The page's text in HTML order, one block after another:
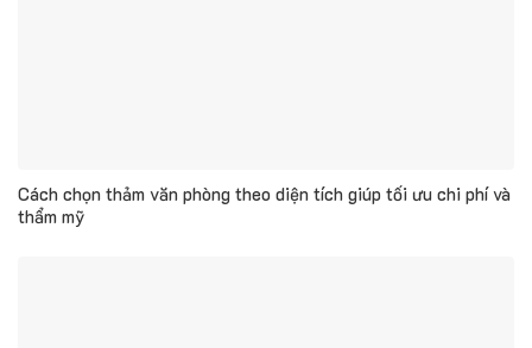
Cách chọn thảm văn phòng theo diện tích giúp tối ưu chi phí và
thẩm mỹ